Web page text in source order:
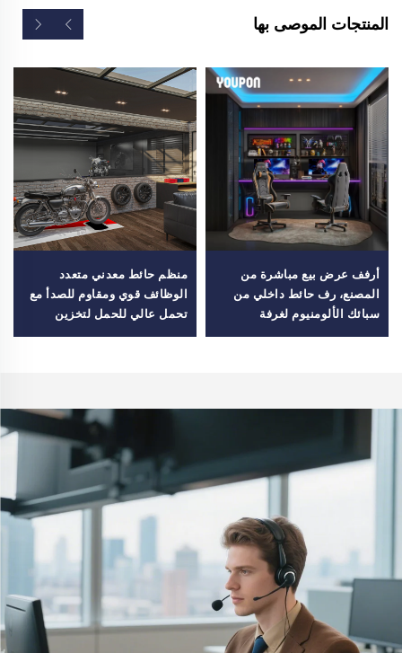
المنتجات الموصى بها
أرفف عرض بيع مباشرة من
المصنع، رف حائط داخلي من
سبائك الألومنيوم لغرفة
الإسبورت
منظم حائط معدني متعدد
الوظائف قوي ومقاوم للصدأ مع
تحمل عالي للحمل لتخزين
المرآب